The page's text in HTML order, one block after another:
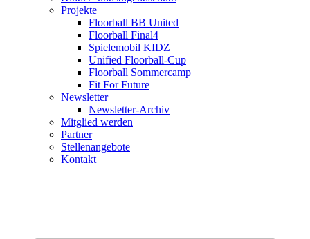
Projekte
Floorball BB United
Floorball Final4
Spielemobil KIDZ
Unified Floorball-Cup
Floorball Sommercamp
Fit For Future
Newsletter
Newsletter-Archiv
Mitglied werden
Partner
Stellenangebote
Kontakt